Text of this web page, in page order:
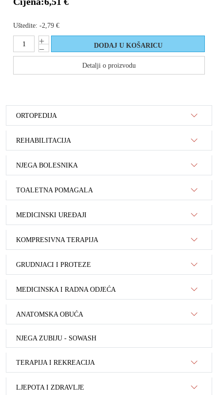
Uštedite: -2,79 €
Detalji o proizvodu
ORTOPEDIJA
REHABILITACIJA
NJEGA BOLESNIKA
TOALETNA POMAGALA
MEDICINSKI UREĐAJI
KOMPRESIVNA TERAPIJA
GRUDNJACI I PROTEZE
MEDICINSKA I RADNA ODJEĆA
ANATOMSKA OBUĆA
NJEGA ZUBIJU - SOWASH
TERAPIJA I REKREACIJA
LJEPOTA I ZDRAVLJE